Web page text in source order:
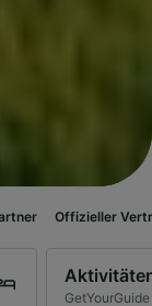
Vertriebspartner
GetYourGuide